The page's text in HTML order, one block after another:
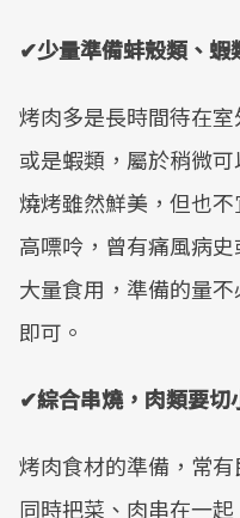
✔少量準備蚌殼類、蝦
烤肉多是長時間待在
或是蝦類，屬於稍微
燒烤雖然鮮美，但也
高嘌呤，曾有痛風病
大量食用，準備的量
即可。
✔綜合串燒，肉類要切
烤肉食材的準備，常
同時把菜、肉串在一